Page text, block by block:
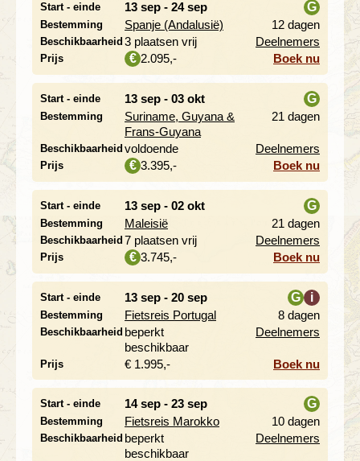
Start - einde 13 sep - 24 sep
Bestemming Spanje (Andalusië)
G
12 dagen
Beschikbaarheid 3 plaatsen vrij Deelnemers
Prijs € 2.095,- Boek nu
Start - einde 13 sep - 03 okt
Bestemming
Suriname, Guyana &
Frans-Guyana
G
21 dagen
Beschikbaarheid voldoende Deelnemers
Prijs € 3.395,- Boek nu
Start - einde 13 sep - 02 okt
Bestemming Maleisië
G
21 dagen
Beschikbaarheid 7 plaatsen vrij Deelnemers
Prijs € 3.745,- Boek nu
Start - einde 13 sep - 20 sep
Bestemming Fietsreis Portugal
G
i
8 dagen
Beschikbaarheid beperkt
beschikbaar
Deelnemers
Prijs € 1.995,- Boek nu
Start - einde 14 sep - 23 sep
Bestemming Fietsreis Marokko
G
10 dagen
Beschikbaarheid beperkt
beschikbaar
Deelnemers